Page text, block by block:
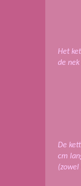
Het
de
De
cm